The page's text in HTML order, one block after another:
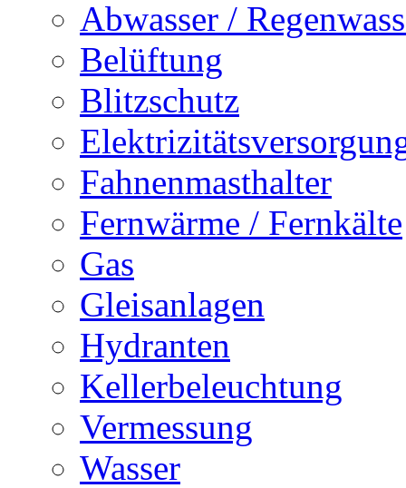
Abwasser /
Belüftung
Blitzschutz
Fahnenmasthalter
Fernwärme / Fernkälte
Gas
Gleisanlagen
Hydranten
Kellerbeleuchtung
Vermessung
Wasser